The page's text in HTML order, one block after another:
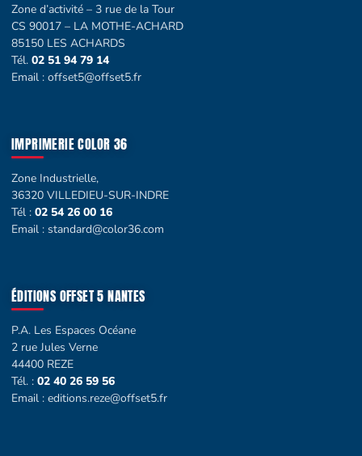
Zone d’activité – 3 rue de la Tour
CS 90017 – LA MOTHE-ACHARD
85150 LES ACHARDS
Tél. 02 51 94 79 14
Email : offset5@offset5.fr
IMPRIMERIE COLOR 36
Zone Industrielle,
36320 VILLEDIEU-SUR-INDRE
Tél : 02 54 26 00 16
Email : standard@color36.com
ÉDITIONS OFFSET 5 NANTES
P.A. Les Espaces Océane
2 rue Jules Verne
44400 REZE
Tél. : 02 40 26 59 56
Email : editions.reze@offset5.fr